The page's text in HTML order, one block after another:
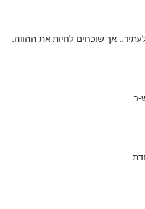
אך שוכחים לחיות את ההווה.
ר